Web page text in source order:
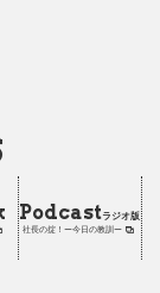
Podcastラジオ版
社長の掟！ー今日の教訓ー